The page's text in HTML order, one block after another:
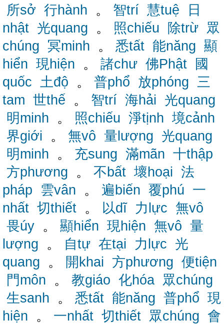
所sở 行hành 。 智trí 慧tuệ
日
nhật 光quang 。 照chiếu 除trừ 眾
chúng 冥minh 。 悉tất 能năng 顯
hiển 現hiện 。 諸chư 佛Phật
國
quốc 土độ 。 普phổ 放phóng 三
tam 世thế 。 智trí 海hải 光quang
明minh 。 照chiếu 淨tịnh 境cảnh
界giới 。 無vô 量lượng 光quang
明minh 。 充sung 滿mãn 十thập
方phương 。 不bất 壞hoại 法
pháp
雲vân 。 遍biến 覆phú 一
nhất 切thiết 。 以dĩ 力lực 無vô
畏úy 。 顯hiển 現hiện 無vô 量
lượng 。 自tự 在tại 力lực 光
quang 。 開khai 方phương 便tiện
門môn 。 教giáo 化hóa 眾chúng
生sanh 。 悉tất 能năng 普phổ 現
hiện 。 一nhất 切thiết 眾chúng 會